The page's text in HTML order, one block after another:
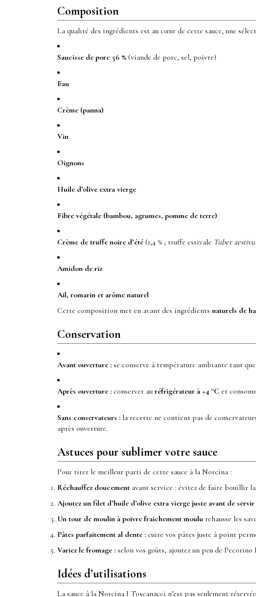
Composition
La qualité des ingrédients est au cœur de cette sauce, une
Saucisse de porc 56 % (viande de porc, sel, poivre)
Eau
Crème (panna)
Vin
Oignons
Huile d’olive extra vierge
Fibre végétale (bambou, agrumes, pomme de terre)
Crème de truffe noire d’été (1,4 % ; truffe estivale Tuber
Amidon de riz
Ail, romarin et arôme naturel
Cette composition met en avant des ingrédients naturels de
Conservation
Avant ouverture : se conserve à température ambiante tant
Après ouverture : conserver au réfrigérateur à +4 °C et
Sans conservateurs : la recette ne contient pas de
après ouverture.
Astuces pour sublimer votre sauce
Pour tirer le meilleur parti de cette sauce à la Norcina :
Réchauffez doucement avant service : évitez de faire bouillir
Ajoutez un filet d’huile d’olive extra vierge juste avant de servir
Un tour de moulin à poivre fraichement moulu rehausse les
Pâtes parfaitement al dente : cuire vos pâtes juste à point
Variez le fromage : selon vos goûts, ajoutez un peu de
Idées d’utilisations
La sauce à la Norcina I Toscanacci n’est pas seulement